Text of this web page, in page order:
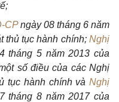
CPngày 08 tháng 6 năm
thủ tục hành chính; Nghị
tháng 5 năm 2013 của
số điều của các Nghị
tục hành chính và Nghị
tháng 8 năm 2017 của